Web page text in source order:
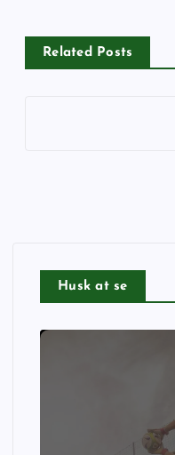
Related Posts
Husk at se